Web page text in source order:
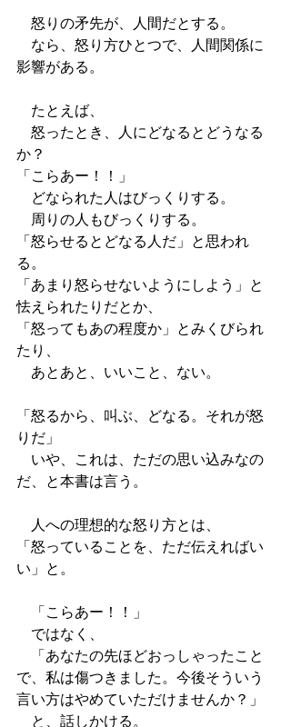
怒りの矛先が、人間だとする。
なら、怒り方ひとつで、人間関係に
影響がある。
たとえば、
怒ったとき、人にどなるとどうなる
か？
「こらあー！！」
どなられた人はびっくりする。
周りの人もびっくりする。
「怒らせるとどなる人だ」と思われ
る。
「あまり怒らせないようにしよう」と
怯えられたりだとか、
「怒ってもあの程度か」とみくびられ
たり、
あとあと、いいこと、ない。
「怒るから、叫ぶ、どなる。それが怒
りだ」
いや、これは、ただの思い込みなの
だ、と本書は言う。
人への理想的な怒り方とは、
「怒っていることを、ただ伝えればい
い」と。
「こらあー！！」
ではなく、
「あなたの先ほどおっしゃったこと
で、私は傷つきました。今後そういう
言い方はやめていただけませんか？」
と、話しかける。